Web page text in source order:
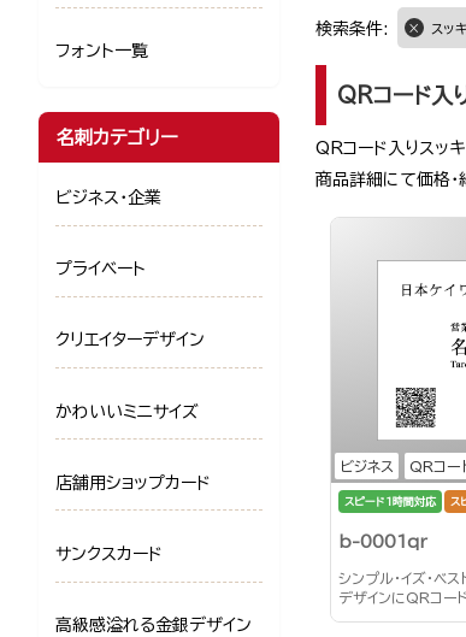
検索条件: スッ
QRコード入
QRコード入りスッ
商品詳細にて価格
ビジネス QRコー
スピード1時間対応 ス
b-0001qr
シンプル・イズ・ベ
デザインにQRコー
フォント一覧
名刺カテゴリー
ビジネス・企業
プライベート
クリエイターデザイン
かわいいミニサイズ
店舗用ショップカード
サンクスカード
高級感溢れる金銀デザイン